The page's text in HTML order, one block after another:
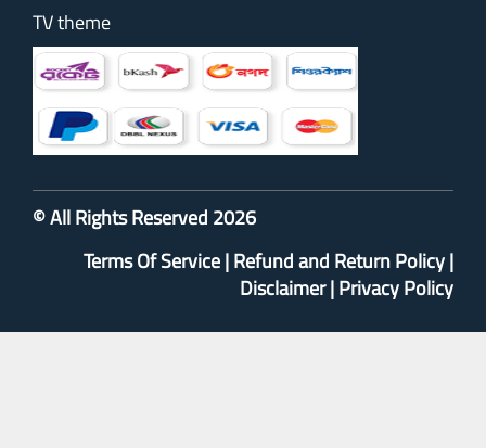
TV theme
© All Rights Reserved 2026
Terms Of Service|Refund and Return Policy|
Disclaimer|Privacy Policy